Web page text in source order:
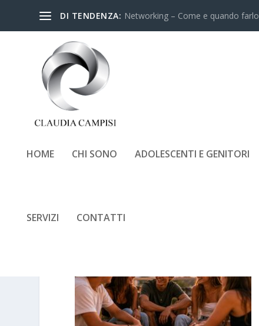
DI TENDENZA: Networking – Come e quando farlo
HOME CHI SONO ADOLESCENTI E GENITORI
SERVIZI CONTATTI